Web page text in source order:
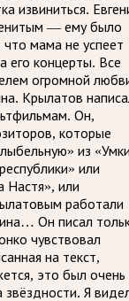
извиниться.
— ему было
мама не успеет
его концерты. Все
огромной
Крылатов
Он,
которые
из
или
Настя», или
работали
Он писал
чувствовал
на текст,
это был очень
звёздности. Я